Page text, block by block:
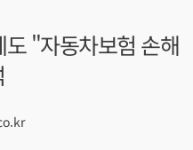
"자동차보험 손해